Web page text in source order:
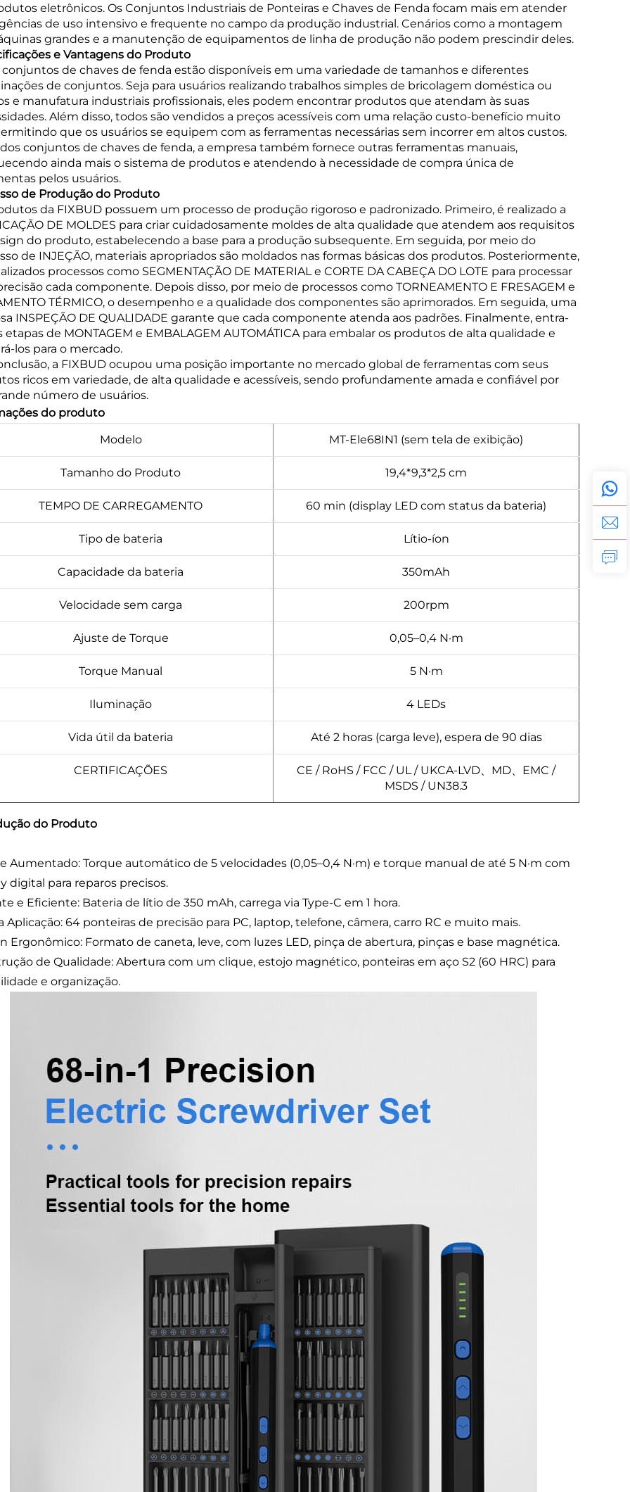
eletrônicos. Os Conjuntos Industriais de Ponteiras e Chaves de Fenda focam mais em atender
de uso intensivo e frequente no campo da produção industrial. Cenários como a montagem
grandes e a manutenção de equipamentos de linha de produção não podem prescindir deles.
e Vantagens do Produto
conjuntos de chaves de fenda estão disponíveis em uma variedade de tamanhos e diferentes
de conjuntos. Seja para usuários realizando trabalhos simples de bricolagem doméstica ou
e manufatura industriais profissionais, eles podem encontrar produtos que atendam às suas
Além disso, todos são vendidos a preços acessíveis com uma relação custo-benefício muito
que os usuários se equipem com as ferramentas necessárias sem incorrer em altos custos.
conjuntos de chaves de fenda, a empresa também fornece outras ferramentas manuais,
ainda mais o sistema de produtos e atendendo à necessidade de compra única de
pelos usuários.
de Produção do Produto
da FIXBUD possuem um processo de produção rigoroso e padronizado. Primeiro, é realizado a
DE MOLDES para criar cuidadosamente moldes de alta qualidade que atendem aos requisitos
do produto, estabelecendo a base para a produção subsequente. Em seguida, por meio do
de INJEÇÃO, materiais apropriados são moldados nas formas básicas dos produtos. Posteriormente,
processos como SEGMENTAÇÃO DE MATERIAL e CORTE DA CABEÇA DO LOTE para processar
cada componente. Depois disso, por meio de processos como TORNEAMENTO E FRESAGEM e
TÉRMICO, o desempenho e a qualidade dos componentes são aprimorados. Em seguida, uma
INSPEÇÃO DE QUALIDADE garante que cada componente atenda aos padrões. Finalmente, entra-
etapas de MONTAGEM e EMBALAGEM AUTOMÁTICA para embalar os produtos de alta qualidade e
los para o mercado.
a FIXBUD ocupou uma posição importante no mercado global de ferramentas com seus
ricos em variedade, de alta qualidade e acessíveis, sendo profundamente amada e confiável por
número de usuários.
do produto
Modelo
MT-Ele68IN1 (sem tela de exibição)
Tamanho do Produto 19,4*9,3*2,5 cm
TEMPO DE CARREGAMENTO 60 min (display LED com status da bateria)
Tipo de bateria Lítio-íon
Capacidade da bateria 350mAh
Velocidade sem carga 200rpm
Ajuste de Torque 0,05–0,4 N·m
Torque Manual 5 N·m
Iluminação 4 LEDs
Vida útil da bateria Até 2 horas (carga leve), espera de 90 dias
CERTIFICAÇÕES
CE / RoHS / FCC / UL / UKCA-LVD、MD、EMC /
MSDS / UN38.3
do Produto
Aumentado: Torque automático de 5 velocidades (0,05–0,4 N·m) e torque manual de até 5 N·m com
digital para reparos precisos.
e Eficiente: Bateria de lítio de 350 mAh, carrega via Type-C em 1 hora.
Aplicação: 64 ponteiras de precisão para PC, laptop, telefone, câmera, carro RC e muito mais.
Ergonômico: Formato de caneta, leve, com luzes LED, pinça de abertura, pinças e base magnética.
de Qualidade: Abertura com um clique, estojo magnético, ponteiras em aço S2 (60 HRC) para
e organização.